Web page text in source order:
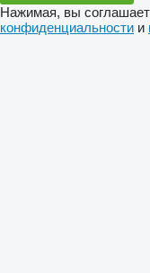
Нажимая, вы
конфиденциальности и